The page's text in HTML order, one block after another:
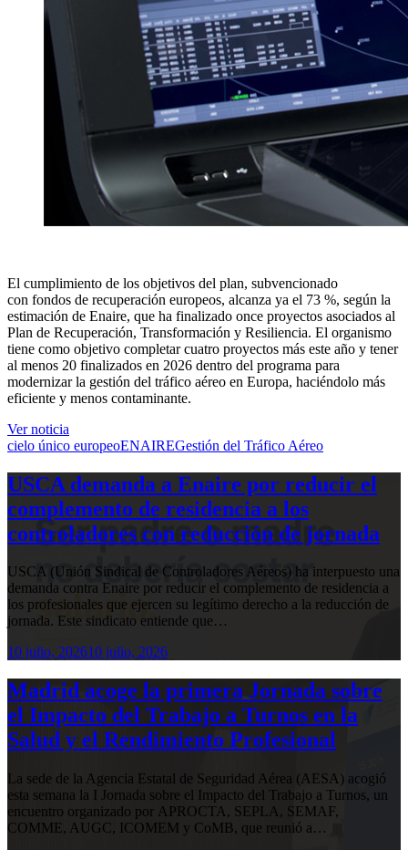
El cumplimiento de los objetivos del plan, subvencionado
con fondos de recuperación europeos, alcanza ya el 73 %, según la
estimación de Enaire, que ha finalizado once proyectos asociados al
Plan de Recuperación, Transformación y Resiliencia. El organismo
tiene como objetivo completar cuatro proyectos más este año y tener
al menos 20 finalizados en 2026 dentro del programa para
modernizar la gestión del tráfico aéreo en Europa, haciéndolo más
eficiente y menos contaminante.
Ver noticia
cielo único europeoENAIREGestión del Tráfico Aéreo
USCA demanda a Enaire por reducir el
complemento de residencia a los
controladores con reducción de jornada
USCA (Unión Sindical de Controladores Aéreos) ha interpuesto una
demanda contra Enaire por reducir el complemento de residencia a
los profesionales que ejercen su legítimo derecho a la reducción de
jornada. Este sindicato entiende que…
10 julio, 202610 julio, 2026
Madrid acoge la primera Jornada sobre
el Impacto del Trabajo a Turnos en la
Salud y el Rendimiento Profesional
La sede de la Agencia Estatal de Seguridad Aérea (AESA) acogió
esta semana la I Jornada sobre el Impacto del Trabajo a Turnos, un
encuentro organizado por APROCTA, SEPLA, SEMAF,
COMME, AUGC, ICOMEM y CoMB, que reunió a…